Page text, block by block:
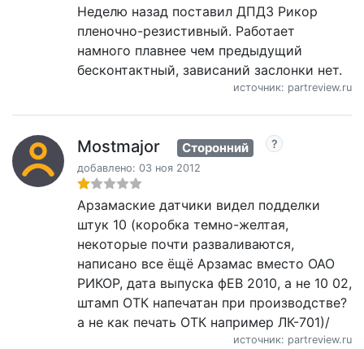
Неделю назад поставил ДПДЗ Рикор
пленочно-резистивный. Работает
намного плавнее чем предыдущий
бесконтактный, зависаний заслонки нет.
источник: partreview.ru
Mostmajor Сторонний
добавлено: 03 ноя 2012
Арзамаские датчики видел подделки
штук 10 (коробка темно-желтая,
некоторые почти разваливаются,
написано все ёщё Арзамас вместо ОАО
РИКОР, дата выпуска фЕВ 2010, а не 10 02,
штамп ОТК напечатан при производстве?
а не как печать ОТК например ЛК-701)/
источник: partreview.ru